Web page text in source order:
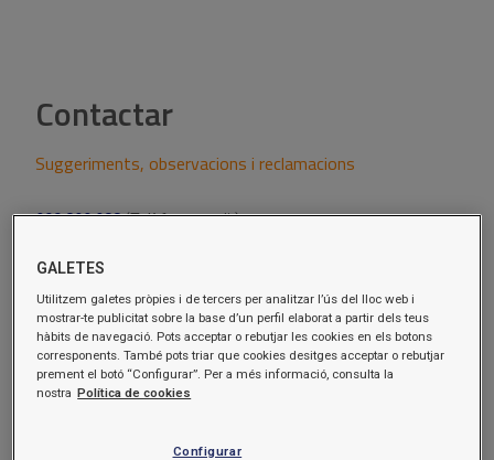
Contactar
Suggeriments, observacions i reclamacions
900 899 988(Telèfon gratuït)
Enviar email: info@bonarea-agrupa.com
Li recomanem que, abans de posar-se en contacte amb nosaltres,
llegeixi la nostraPolítica de Privacitat.
Tingui en compte que per la gestió de les seves
peticions/queixes/reclamacions que facin referència a una de les
de serveis dels nostres col·laboradors serà necessari que facilitem
GALETES
Utilitzem galetes pròpies i de tercers per analitzar l’ús del lloc web i
mostrar-te publicitat sobre la base d’un perfil elaborat a partir dels teus
hàbits de navegació. Pots acceptar o rebutjar les cookies en els botons
corresponents. També pots triar que cookies desitges acceptar o rebutjar
prement el botó “Configurar”. Per a més informació, consulta la
nostra Política de cookies
Configurar